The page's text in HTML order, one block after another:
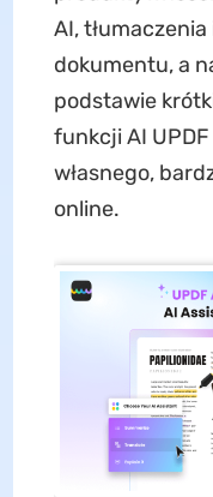
AI,
dokumentu, a
podstawie
funkcji AI
własnego,
online.